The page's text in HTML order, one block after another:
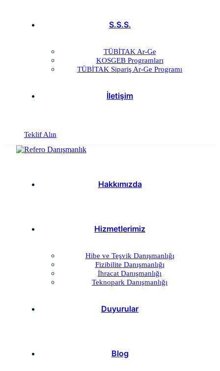
S.S.S.
TÜBİTAK Ar-Ge
KOSGEB Programları
TÜBİTAK Sipariş Ar-Ge Programı
İletişim
Teklif Alın
Hakkımızda
Hizmetlerimiz
Hibe ve Teşvik Danışmanlığı
Fizibilite Danışmanlığı
İhracat Danışmanlığı
Teknopark Danışmanlığı
Duyurular
Blog